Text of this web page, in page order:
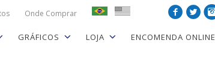
Onde Comprar
GRÁFICOS LOJA ENCOMENDA ONLINE